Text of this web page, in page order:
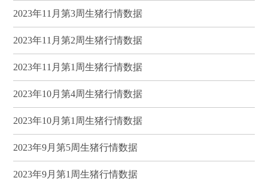
2023年11月第3周生猪行情数据
2023年11月第2周生猪行情数据
2023年11月第1周生猪行情数据
2023年10月第4周生猪行情数据
2023年10月第1周生猪行情数据
2023年9月第5周生猪行情数据
2023年9月第1周生猪行情数据